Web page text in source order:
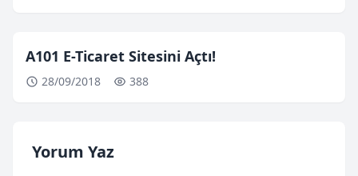
A101 E-Ticaret Sitesini Açtı!
28/09/2018 388
Yorum Yaz